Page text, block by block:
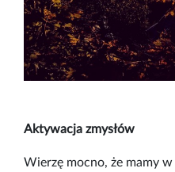
Aktywacja zmysłów
Wierzę mocno, że mamy